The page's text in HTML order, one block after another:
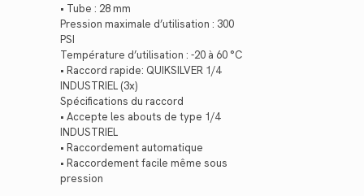
• Tube : 28 mm
Pression maximale d’utilisation : 300
PSI
Température d’utilisation : -20 à 60 °C
• Raccord rapide: QUIKSILVER 1/4
INDUSTRIEL (3x)
Spécifications du raccord
• Accepte les abouts de type 1/4
INDUSTRIEL
• Raccordement automatique
• Raccordement facile même sous
pression